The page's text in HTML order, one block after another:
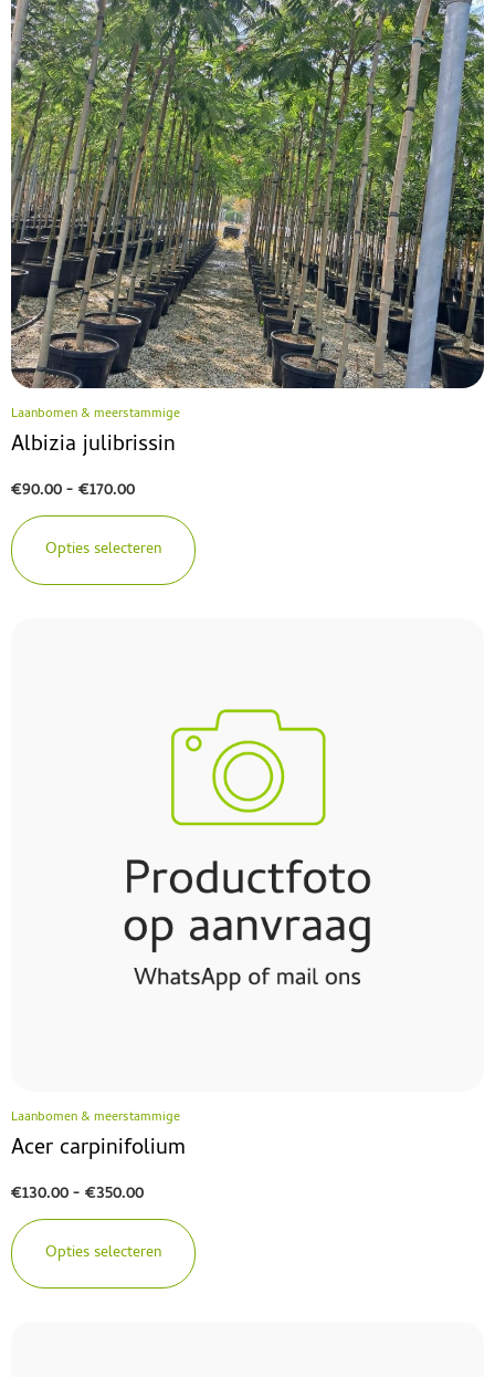
Laanbomen & meerstammige
Albizia julibrissin
€90.00-€170.00
Opties selecteren
Laanbomen & meerstammige
Acer carpinifolium
€130.00-€350.00
Opties selecteren